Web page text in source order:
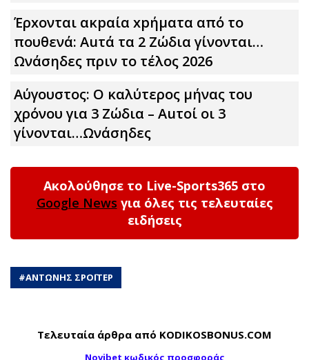
Έρxoνται ακpαία xpήματα από το
πουθενά: Αuτά τα 2 Zώδια γίνονται…
Ωνάσηδες πριν το τέλος 2026
Αύγουστος: Ο καλύτερος μήνας του
χρόνου για 3 Zώδια – Αuτοί οι 3
γίνονται…Ωνάσηδες
Ακολούθησε το Live-Sports365 στο
Google News για όλες τις τελευταίες
ειδήσεις
#ΑΝΤΩΝΗΣ ΣΡΟΪΤΕΡ
Τελευταία άρθρα από KODIKOSBONUS.COM
Novibet κωδικός προσφοράς